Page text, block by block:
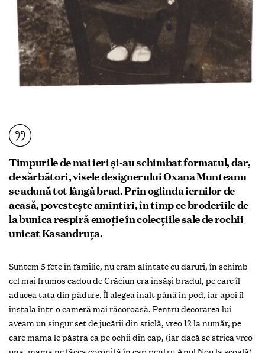
Timpurile de mai ieri și-au schimbat formatul, dar,
de sărbători, visele designerului Oxana Munteanu
se adună tot lângă brad. Prin oglinda iernilor de
acasă, povestește amintiri, în timp ce broderiile de
la bunica respiră emoţie în colecţiile sale de rochii
unicat Kasandruţa.
Suntem 5 fete în familie, nu eram alintate cu daruri, în schimb
cel mai frumos cadou de Crăciun era însăși bradul, pe care îl
aducea tata din pădure. Îl alegea înalt până în pod, iar apoi îl
instala într-o cameră mai răcoroasă. Pentru decorarea lui
aveam un singur set de jucării din sticlă, vreo 12 la număr, pe
care mama le păstra ca pe ochii din cap, (iar dacă se strica vreo